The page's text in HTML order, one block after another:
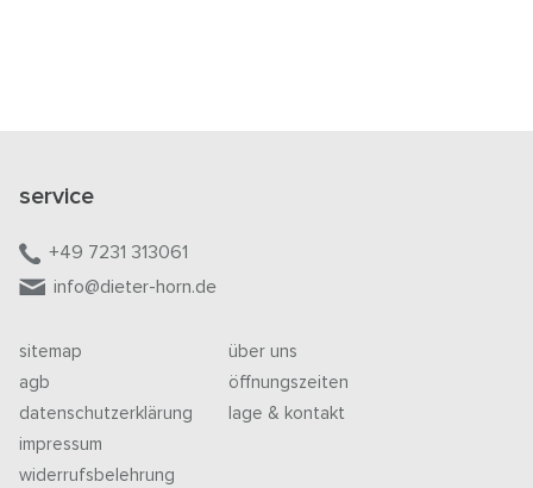
service
+49 7231 313061
info@dieter-horn.de
sitemap
agb
datenschutzerklärung
impressum
widerrufsbelehrung
über uns
öffnungszeiten
lage & kontakt